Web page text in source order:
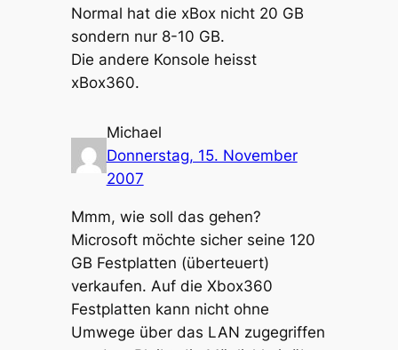
Normal hat die xBox nicht 20 GB
sondern nur 8-10 GB.
Die andere Konsole heisst
xBox360.
Michael
Donnerstag, 15. November
2007
Mmm, wie soll das gehen?
Microsoft möchte sicher seine 120
GB Festplatten (überteuert)
verkaufen. Auf die Xbox360
Festplatten kann nicht ohne
Umwege über das LAN zugegriffen